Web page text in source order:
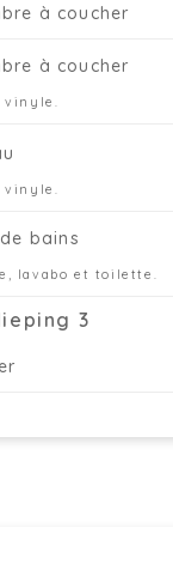
à coucher
à coucher
vinyle.
vinyle.
bains
lavabo et toilette.
3